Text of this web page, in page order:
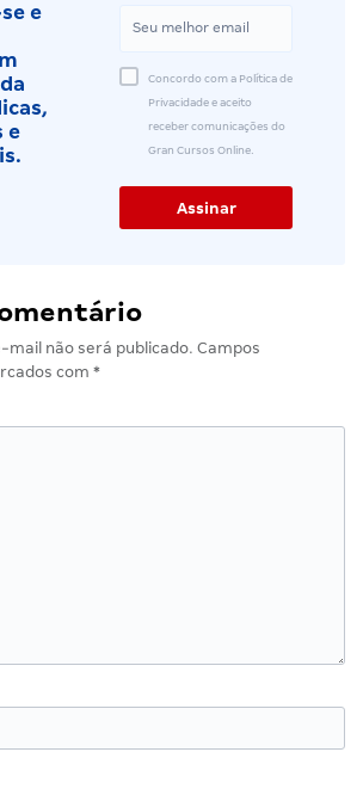
e
e
Concordo com a Política de
Privacidade e aceito
receber comunicações do
Gran Cursos Online.
mail não será publicado. Campos
com *